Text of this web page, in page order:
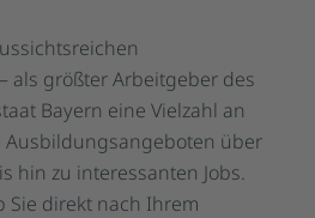
als größter Arbeitgeber des
Bayern eine Vielzahl an
Ausbildungsangeboten über
hin zu interessanten Jobs.
Sie direkt nach Ihrem